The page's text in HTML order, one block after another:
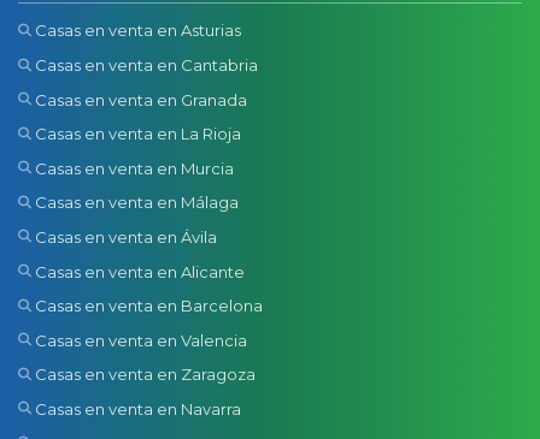
Casas en venta en Asturias
Casas en venta en Cantabria
Casas en venta en Granada
Casas en venta en La Rioja
Casas en venta en Murcia
Casas en venta en Málaga
Casas en venta en Ávila
Casas en venta en Alicante
Casas en venta en Barcelona
Casas en venta en Valencia
Casas en venta en Zaragoza
Casas en venta en Navarra